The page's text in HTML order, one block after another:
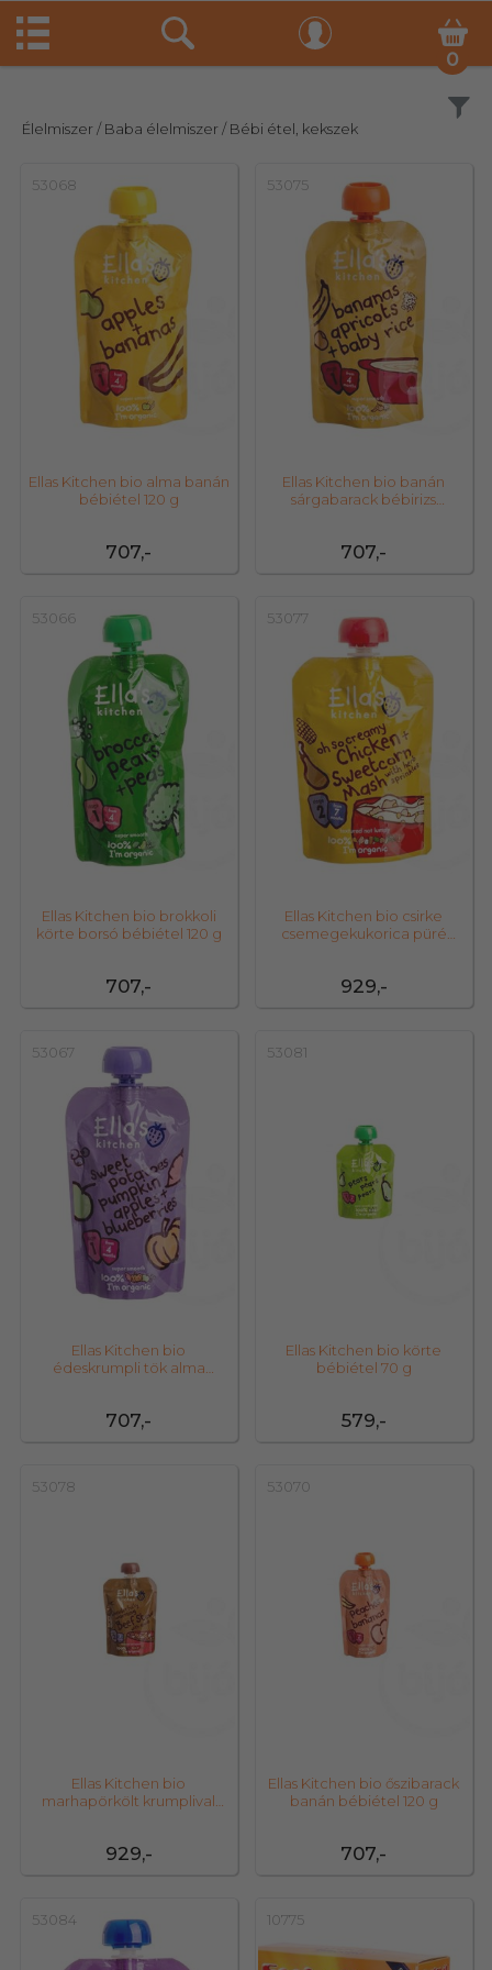
0
Élelmiszer/ Baba élelmiszer/ Bébi étel, kekszek
53068
707,-
Ellas Kitchen bio alma banán
bébiétel 120 g
53075
707,-
Ellas Kitchen bio banán
sárgabarack bébirizs
53066
707,-
Ellas Kitchen bio brokkoli
körte borsó bébiétel 120 g
53077
929,-
Ellas Kitchen bio csirke
csemegekukorica püré
53067
707,-
Ellas Kitchen bio
édeskrumpli tök alma
53081
579,-
Ellas Kitchen bio körte
bébiétel 70 g
53078
929,-
Ellas Kitchen bio
marhapörkölt krumplival
53070
707,-
Ellas Kitchen bio őszibarack
banán bébiétel 120 g
53084 10775